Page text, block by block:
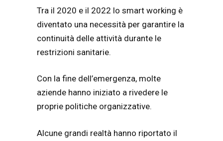
Tra il 2020 e il 2022 lo smart working è
diventato una necessità per garantire la
continuità delle attività durante le
restrizioni sanitarie.
Con la fine dell’emergenza, molte
aziende hanno iniziato a rivedere le
proprie politiche organizzative.
Alcune grandi realtà hanno riportato il